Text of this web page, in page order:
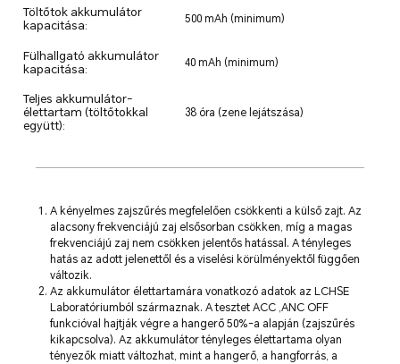
Töltőtok akkumulátor
kapacitása:
500 mAh (minimum)
Fülhallgató akkumulátor
kapacitása:
40 mAh (minimum)
Teljes akkumulátor-
élettartam (töltőtokkal
együtt):
38 óra (zene lejátszása)
A kényelmes zajszűrés megfelelően csökkenti a külső zajt. Az
alacsony frekvenciájú zaj elsősorban csökken, míg a magas
frekvenciájú zaj nem csökken jelentős hatással. A tényleges
hatás az adott jelenettől és a viselési körülményektől függően
változik.
Az akkumulátor élettartamára vonatkozó adatok az LCHSE
Laboratóriumból származnak. A tesztet ACC ,ANC OFF
funkcióval hajtják végre a hangerő 50%-a alapján (zajszűrés
kikapcsolva). Az akkumulátor tényleges élettartama olyan
tényezők miatt változhat, mint a hangerő, a hangforrás, a